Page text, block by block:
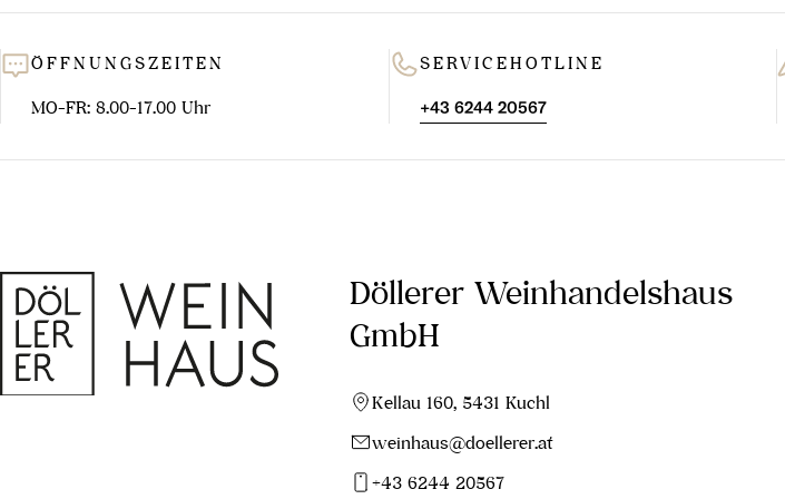
ÖFFNUNGSZEITEN
MO-FR: 8.00-17.00 Uhr
SERVICEHOTLINE
+43 6244 20567
Döllerer Weinhandelshaus
GmbH
Kellau 160, 5431 Kuchl
weinhaus@doellerer.at
+43 6244 20567